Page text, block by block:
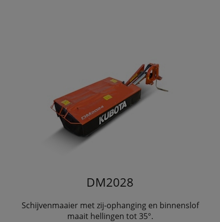
DM2028
Schijvenmaaier met zij-ophanging en binnenslof
maait hellingen tot 35°.